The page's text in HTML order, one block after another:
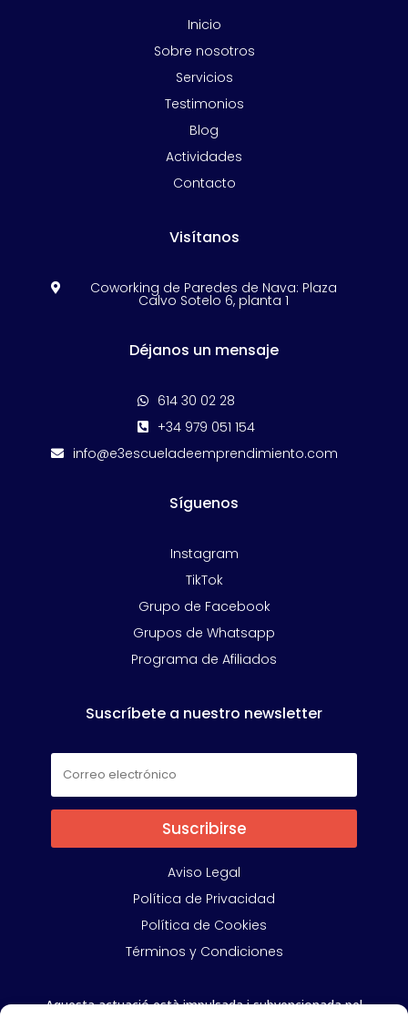
Inicio
Sobre nosotros
Servicios
Testimonios
Blog
Actividades
Contacto
Visítanos
 Coworking de Paredes de Nava: Plaza
Calvo Sotelo 6, planta 1
Déjanos un mensaje
 614 30 02 28
 +34 979 051 154
 info@e3escueladeemprendimiento.com
Síguenos
Instagram
TikTok
Grupo de Facebook
Grupos de Whatsapp
Programa de Afiliados
Suscríbete a nuestro newsletter
Suscribirse
Aviso Legal
Política de Privacidad
Política de Cookies
Términos y Condiciones
Aquesta actuació està impulsada i subvencionada pel